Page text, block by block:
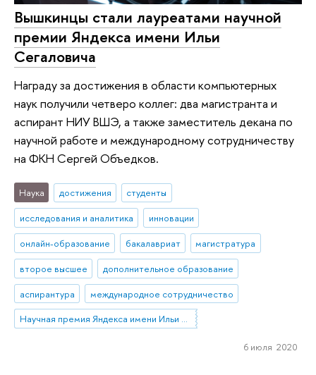
Вышкинцы стали лауреатами научной
премии Яндекса имени Ильи
Сегаловича
Награду за достижения в области компьютерных
наук получили четверо коллег: два магистранта и
аспирант НИУ ВШЭ, а также заместитель декана по
научной работе и международному сотрудничеству
на ФКН Сергей Объедков.
Наука достижения
студенты
исследования и аналитика
инновации
онлайн-образование
бакалавриат
магистратура
второе высшее
дополнительное образование
аспирантура
международное сотрудничество
Научная премия Яндекса имени Ильи Сегаловича
6 июля 2020